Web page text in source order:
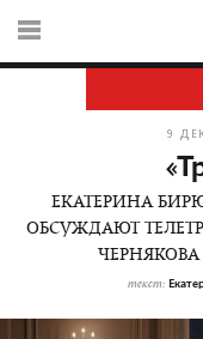
9
ЕКАТЕРИНА
ОБСУЖДАЮТ
ЧЕРНЯКОВА
текст: